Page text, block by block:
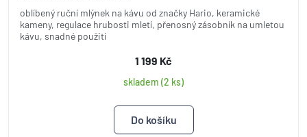
oblíbený ruční mlýnek na kávu od značky Hario, keramické
kameny, regulace hrubosti mletí, přenosný zásobník na umletou
kávu, snadné použití
1 199 Kč
skladem (2 ks)